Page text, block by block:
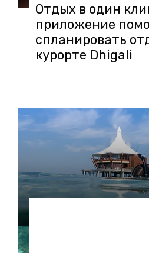
Отдых в один
приложение
спланировать
курорте Dhigali